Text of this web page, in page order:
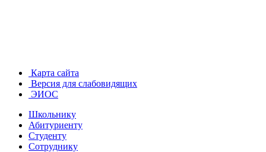
Карта сайта
Версия для слабовидящих
ЭИОС
Школьнику
Абитуриенту
Студенту
Сотруднику